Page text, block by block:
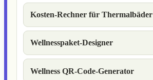
Kosten-Rechner für Thermalbäder
Wellnesspaket-Designer
Wellness QR-Code-Generator